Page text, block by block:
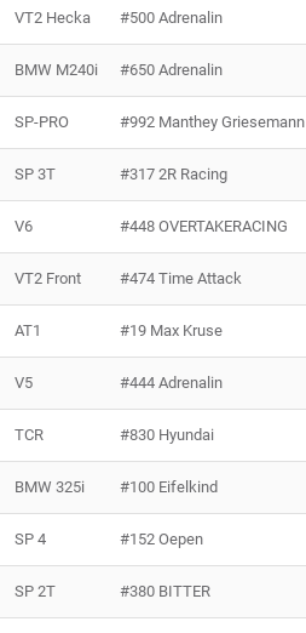
VT2 Hecka #500 Adrenalin
BMW M240i #650 Adrenalin
SP-PRO #992 Manthey Griesemann
SP 3T #317 2R Racing
V6 #448 OVERTAKERACING
VT2 Front #474 Time Attack
AT1 #19 Max Kruse
V5 #444 Adrenalin
TCR #830 Hyundai
BMW 325i #100 Eifelkind
SP 4 #152 Oepen
SP 2T #380 BITTER